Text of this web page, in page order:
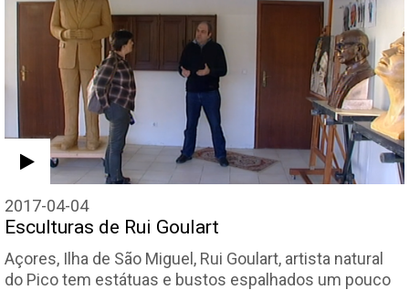
2017-04-04
Esculturas de Rui Goulart
Açores, Ilha de São Miguel, Rui Goulart, artista natural
do Pico tem estátuas e bustos espalhados um pouco